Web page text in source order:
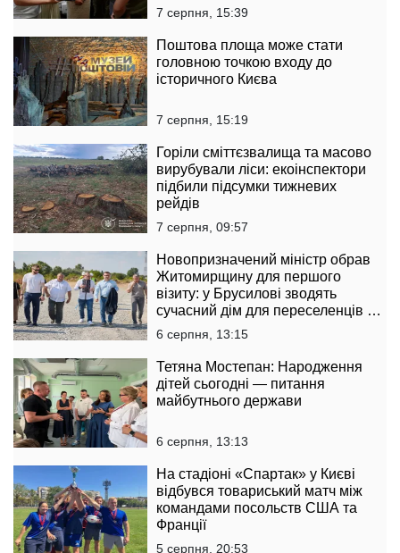
Покровський напрямки
7 серпня, 15:39
Поштова площа може стати
головною точкою входу до
історичного Києва
7 серпня, 15:19
Горіли сміттєзвалища та масово
вирубували ліси: екоінспектори
підбили підсумки тижневих
рейдів
7 серпня, 09:57
Новопризначений міністр обрав
Житомирщину для першого
візиту: у Брусилові зводять
сучасний дім для переселенців за
підтримки Естонії
6 серпня, 13:15
Тетяна Мостепан: Народження
дітей сьогодні — питання
майбутнього держави
6 серпня, 13:13
На стадіоні «Спартак» у Києві
відбувся товариський матч між
командами посольств США та
Франції
5 серпня, 20:53